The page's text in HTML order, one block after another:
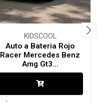
KIDSCOOL
Auto a Bateria Rojo
Racer Mercedes Benz
Amg Gt3...